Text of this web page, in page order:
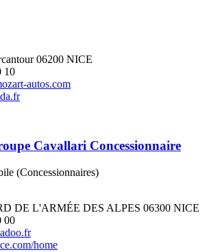
06200 NICE
10
autos.com
Cavallari Concessionnaire
(Concessionnaires)
DE L'ARMÉE DES ALPES 06300 NICE
00
home